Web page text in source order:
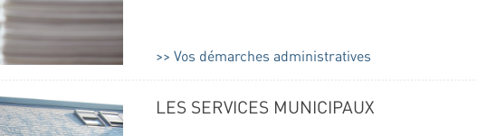
Vos démarches administratives
LES SERVICES MUNICIPAUX